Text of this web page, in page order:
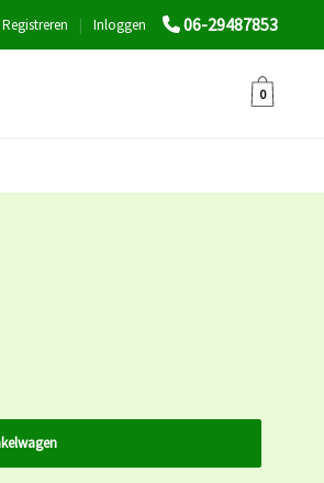
06-29487853
Inloggen
|
Registreren
0